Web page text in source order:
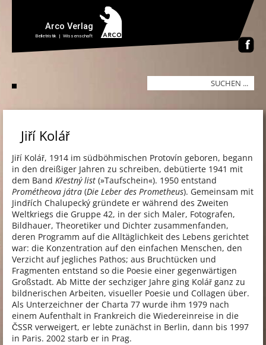
Jiří Kolář
Jiří Kolář, 1914 im südböhmischen Protovín geboren, begann
in den dreißiger Jahren zu schreiben, debütierte 1941 mit
dem Band Křestný list (»Taufschein«). 1950 entstand
Prométheova játra (Die Leber des Prometheus). Gemeinsam mit
Jindřích Chalupecký gründete er während des Zweiten
Weltkriegs die Gruppe 42, in der sich Maler, Fotografen,
Bildhauer, Theoretiker und Dichter zusammenfanden,
deren Programm auf die Alltäglichkeit des Lebens gerichtet
war: die Konzentration auf den einfachen Menschen, den
Verzicht auf jegliches Pathos; aus Bruchtücken und
Fragmenten entstand so die Poesie einer gegenwärtigen
Großstadt. Ab Mitte der sechziger Jahre ging Kolář ganz zu
bildnerischen Arbeiten, visueller Poesie und Collagen über.
Als Unterzeichner der Charta 77 wurde ihm 1979 nach
einem Aufenthalt in Frankreich die Wiedereinreise in die
ČSSR verweigert, er lebte zunächst in Berlin, dann bis 1997
in Paris. 2002 starb er in Prag.